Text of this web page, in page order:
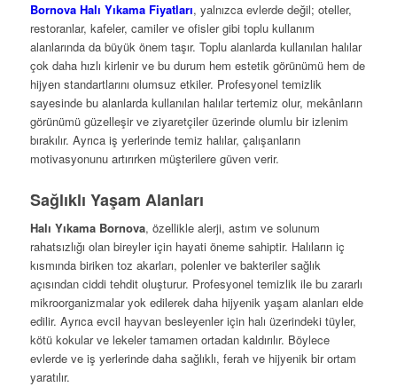
Bornova Halı Yıkama Fiyatları, yalnızca evlerde değil; oteller,
restoranlar, kafeler, camiler ve ofisler gibi toplu kullanım
alanlarında da büyük önem taşır. Toplu alanlarda kullanılan halılar
çok daha hızlı kirlenir ve bu durum hem estetik görünümü hem de
hijyen standartlarını olumsuz etkiler. Profesyonel temizlik
sayesinde bu alanlarda kullanılan halılar tertemiz olur, mekânların
görünümü güzelleşir ve ziyaretçiler üzerinde olumlu bir izlenim
bırakılır. Ayrıca iş yerlerinde temiz halılar, çalışanların
motivasyonunu artırırken müşterilere güven verir.
Sağlıklı Yaşam Alanları
Halı Yıkama Bornova, özellikle alerji, astım ve solunum
rahatsızlığı olan bireyler için hayati öneme sahiptir. Halıların iç
kısmında biriken toz akarları, polenler ve bakteriler sağlık
açısından ciddi tehdit oluşturur. Profesyonel temizlik ile bu zararlı
mikroorganizmalar yok edilerek daha hijyenik yaşam alanları elde
edilir. Ayrıca evcil hayvan besleyenler için halı üzerindeki tüyler,
kötü kokular ve lekeler tamamen ortadan kaldırılır. Böylece
evlerde ve iş yerlerinde daha sağlıklı, ferah ve hijyenik bir ortam
yaratılır.